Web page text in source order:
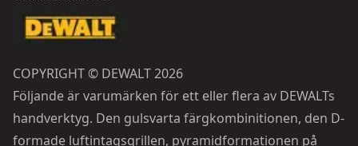
COPYRIGHT © DEWALT 2026
Följande är varumärken för ett eller flera av DEWALTs
handverktyg. Den gulsvarta färgkombinitionen, den D-
formade luftintagsgrillen, pyramidformationen på